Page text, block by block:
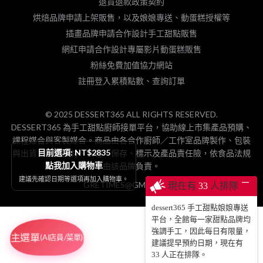
現在有 33 人排隊 ─
dessert365 手工甜點娘娘專送
平台，全館每一家甜點品牌均
強調手工，因此每日有限量，
建議提早預約日期，現在有
33 人正在排隊。
烘焙品牌申請上架販售，以及娘娘專送、動蛋糕授權等
插畫品牌申請合作設計手工甜點販售
網紅申請合作設計專屬影片動蛋糕販售
粉絲免費加值協力網站
註冊登入累積點數、查詢訂單
© 2025 DESSERT365 ALL RIGHTS RESERVED.
DESSERT365 為手工甜點廚師接單平台，協助線上市集產品預購、
課程媒合與客製媒合。商品由各合作廚師／工作室品牌製作、包裝
與出貨，相關食材、製程、保存、標示及產品責任險，依食品法規
由該品牌負責。
GRETIMES@GMAIL.COM
目前選項: NT$2835
點我加入購物車
建議先確認日期等選項再加入購物車。
主選單(AI店員/菜單)